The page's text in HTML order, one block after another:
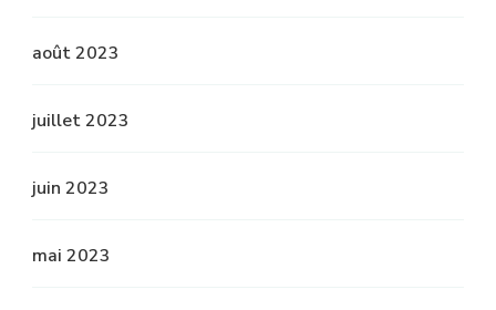
août 2023
juillet 2023
juin 2023
mai 2023